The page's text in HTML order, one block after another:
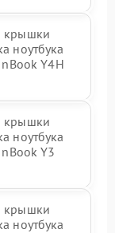
крышки
ноутбука
Y4H
крышки
ноутбука
Y3
крышки
ноутбука